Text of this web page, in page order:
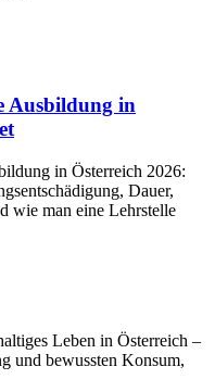
Ausbildung in
in Österreich 2026:
Dauer,
wie man eine Lehrstelle
Leben in Österreich –
und bewussten Konsum,